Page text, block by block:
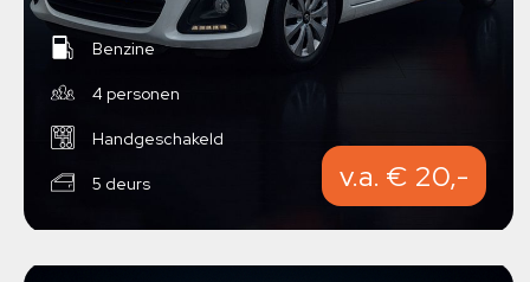
Benzine
4 personen
Handgeschakeld
5 deurs v.a. € 20,-